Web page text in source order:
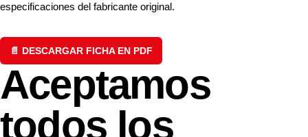
especificaciones del fabricante original.
📄 DESCARGAR FICHA EN PDF
Aceptamos
todos los